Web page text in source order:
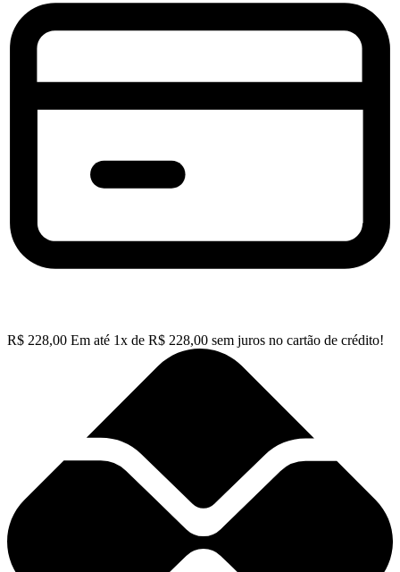
R$ 228,00 Em até 1x de R$ 228,00 sem juros no cartão de crédito!